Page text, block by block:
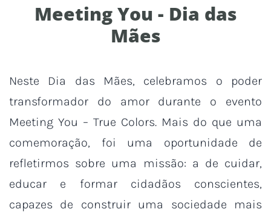
Meeting You - Dia das
Mães
Neste Dia das Mães, celebramos o poder
transformador do amor durante o evento
Meeting You – True Colors. Mais do que uma
comemoração, foi uma oportunidade de
refletirmos sobre uma missão: a de cuidar,
educar e formar cidadãos conscientes,
capazes de construir uma sociedade mais